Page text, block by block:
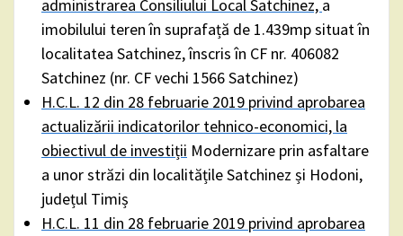
administrarea Consiliului Local Satchinez, a
imobilului teren în suprafață de 1.439mp situat în
localitatea Satchinez, înscris în CF nr. 406082
Satchinez (nr. CF vechi 1566 Satchinez)
H.C.L. 12 din 28 februarie 2019 privind aprobarea
actualizării indicatorilor tehnico-economici, la
obiectivul de investiții Modernizare prin asfaltare
a unor străzi din localitățile Satchinez și Hodoni,
județul Timiș
H.C.L. 11 din 28 februarie 2019 privind aprobarea